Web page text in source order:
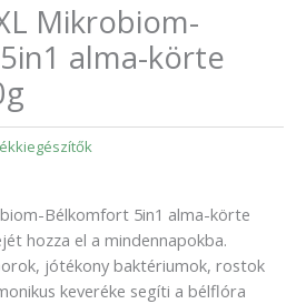
Mikrobiom-
alma-körte
Bélkomfort 5in1 alma-körte
hozza el a mindennapokba.
jótékony baktériumok, rostok
keveréke segíti a bélflóra